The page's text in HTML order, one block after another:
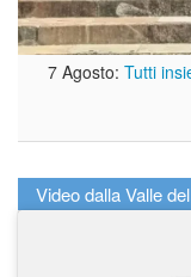
7 Agosto: Tutti
Video dalla Valle